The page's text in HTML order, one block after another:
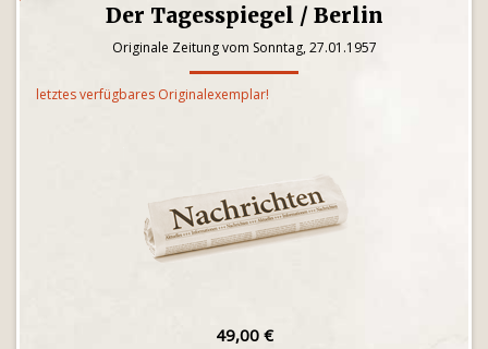
Der Tagesspiegel / Berlin
Originale Zeitung vom Sonntag, 27.01.1957
letztes verfügbares Originalexemplar!
49,00 €